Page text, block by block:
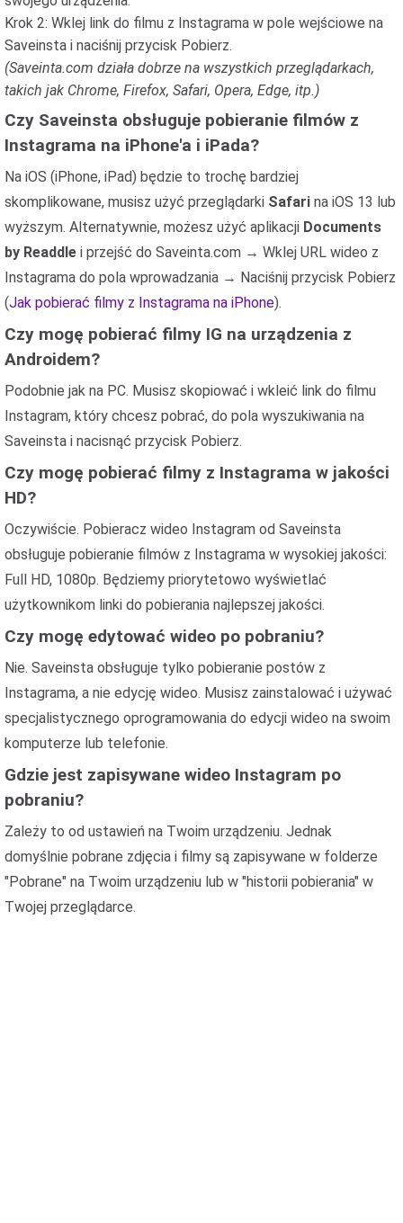
Krok 2: Wklej link do filmu z Instagrama w pole wejściowe na
Saveinsta i naciśnij przycisk Pobierz.
(Saveinta.com działa dobrze na wszystkich przeglądarkach,
takich jak Chrome, Firefox, Safari, Opera, Edge, itp.)
Czy Saveinsta obsługuje pobieranie filmów z
Instagrama na iPhone'a i iPada?
Na iOS (iPhone, iPad) będzie to trochę bardziej
skomplikowane, musisz użyć przeglądarki Safari na iOS 13 lub
wyższym. Alternatywnie, możesz użyć aplikacji Documents
by Readdle i przejść do Saveinta.com → Wklej URL wideo z
Instagrama do pola wprowadzania → Naciśnij przycisk Pobierz
(Jak pobierać filmy z Instagrama na iPhone).
Czy mogę pobierać filmy IG na urządzenia z
Androidem?
Podobnie jak na PC. Musisz skopiować i wkleić link do filmu
Instagram, który chcesz pobrać, do pola wyszukiwania na
Saveinsta i nacisnąć przycisk Pobierz.
Czy mogę pobierać filmy z Instagrama w jakości
HD?
Oczywiście. Pobieracz wideo Instagram od Saveinsta
obsługuje pobieranie filmów z Instagrama w wysokiej jakości:
Full HD, 1080p. Będziemy priorytetowo wyświetlać
użytkownikom linki do pobierania najlepszej jakości.
Czy mogę edytować wideo po pobraniu?
Nie. Saveinsta obsługuje tylko pobieranie postów z
Instagrama, a nie edycję wideo. Musisz zainstalować i używać
specjalistycznego oprogramowania do edycji wideo na swoim
komputerze lub telefonie.
Gdzie jest zapisywane wideo Instagram po
pobraniu?
Zależy to od ustawień na Twoim urządzeniu. Jednak
domyślnie pobrane zdjęcia i filmy są zapisywane w folderze
"Pobrane" na Twoim urządzeniu lub w "historii pobierania" w
Twojej przeglądarce.